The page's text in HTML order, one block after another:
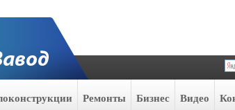
Ремонты Бизнес Видео